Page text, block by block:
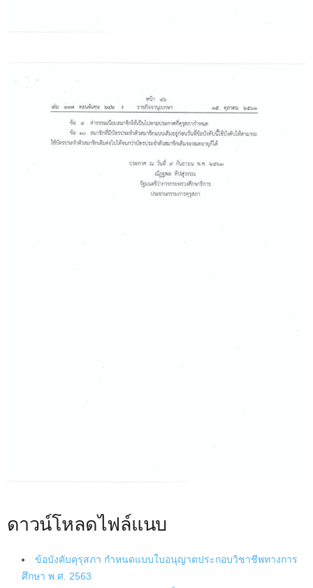
ดาวน์โหลดไฟล์แนบ
ข้อบังคับคุรุสภา กำหนดแบบใบอนุญาตประกอบวิชาชีพทางการ
ศึกษา พ.ศ. 2563